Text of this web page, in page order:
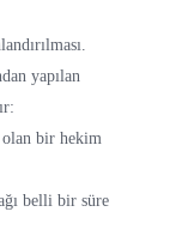
yapılan
olan bir hekim
belli bir süre